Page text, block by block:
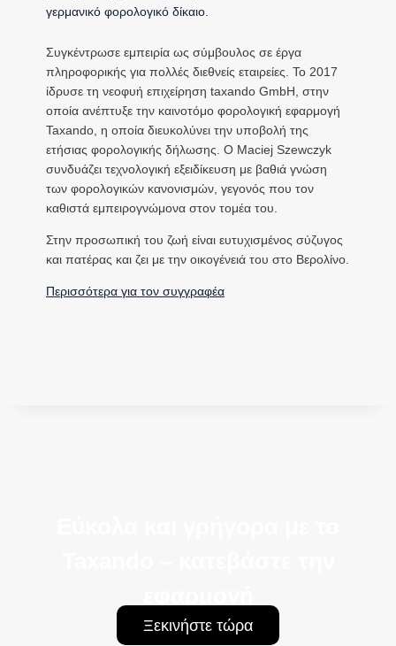
γερμανικό φορολογικό δίκαιο.
Συγκέντρωσε εμπειρία ως σύμβουλος σε έργα
πληροφορικής για πολλές διεθνείς εταιρείες. Το 2017
ίδρυσε τη νεοφυή επιχείρηση taxando GmbH, στην
οποία ανέπτυξε την καινοτόμο φορολογική εφαρμογή
Taxando, η οποία διευκολύνει την υποβολή της
ετήσιας φορολογικής δήλωσης. Ο Maciej Szewczyk
συνδυάζει τεχνολογική εξειδίκευση με βαθιά γνώση
των φορολογικών κανονισμών, γεγονός που τον
καθιστά εμπειρογνώμονα στον τομέα του.
Στην προσωπική του ζωή είναι ευτυχισμένος σύζυγος
και πατέρας και ζει με την οικογένειά του στο Βερολίνο.
Περισσότερα για τον συγγραφέα
Ξεκινήστε τώρα